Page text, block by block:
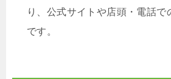
り、公式サイトや店頭・電話で
です。